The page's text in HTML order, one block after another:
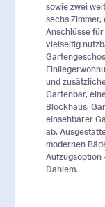
sowie zwei
sechs Zimmer,
Anschlüsse
vielseitig
und
Gartenbar,
Blockhaus,
einsehbarer
ab.
modernen
Aufzugsoption
Dahlem.